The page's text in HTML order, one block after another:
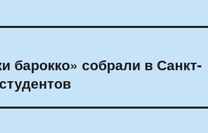
барокко» собрали в Санкт-